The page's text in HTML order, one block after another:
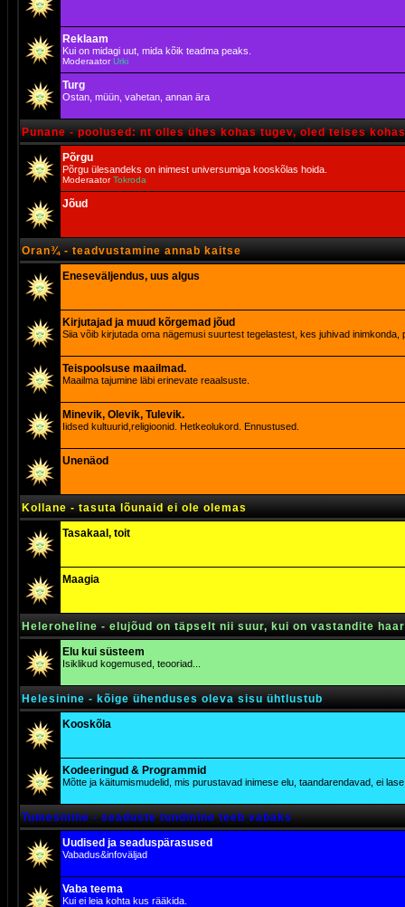
Reklaam
Kui on midagi uut, mida kõik teadma peaks.
ModeraatorUrki
Turg
Ostan, müün, vahetan, annan ära
Punane - poolused: nt olles ühes kohas tugev, oled teises
Põrgu
Põrgu ülesandeks on inimest universumiga kooskõlas hoida.
ModeraatorTokroda
Jõud
Oran¾ - teadvustamine annab kaitse
Eneseväljendus, uus algus
Kirjutajad ja muud kõrgemad jõud
Siia võib kirjutada oma nägemusi suurtest tegelastest, kes juhivad inimkonda,
Teispoolsuse maailmad.
Maailma tajumine läbi erinevate reaalsuste.
Minevik, Olevik, Tulevik.
Iidsed kultuurid,religioonid. Hetkeolukord. Ennustused.
Unenäod
Kollane - tasuta lõunaid ei ole olemas
Tasakaal, toit
Maagia
Heleroheline - elujõud on täpselt nii suur, kui on vastandite
Elu kui süsteem
Isiklikud kogemused, teooriad...
Helesinine - kõige ühenduses oleva sisu ühtlustub
Kooskõla
Kodeeringud & Programmid
Mõtte ja käitumismudelid, mis purustavad inimese elu, taandarendavad, ei
Tumesinine - seaduste tundmine teeb vabaks
Uudised ja seaduspärasused
Vabadus&infoväljad
Vaba teema
Kui ei leia kohta kus rääkida.